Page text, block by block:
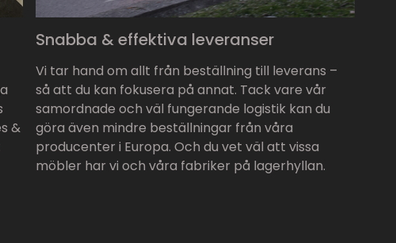
&
Snabba & effektiva leveranser
Vi tar hand om allt från beställning till leverans –
så att du kan fokusera på annat. Tack vare vår
samordnade och väl fungerande logistik kan du
göra även mindre beställningar från våra
producenter i Europa. Och du vet väl att vissa
möbler har vi och våra fabriker på lagerhyllan.